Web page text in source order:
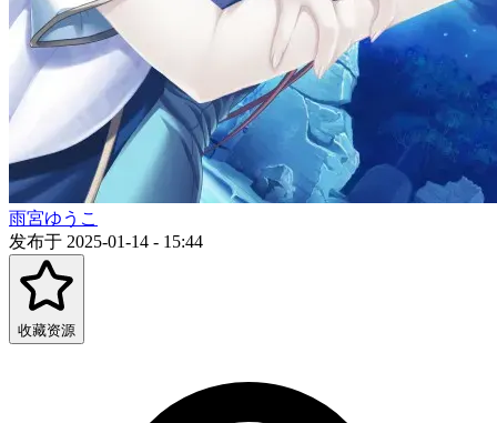
雨宮ゆうこ
发布于 2025-01-14 - 15:44
收藏资源